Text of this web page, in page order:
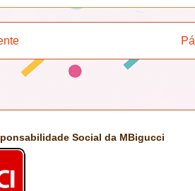
Social da MBigucci